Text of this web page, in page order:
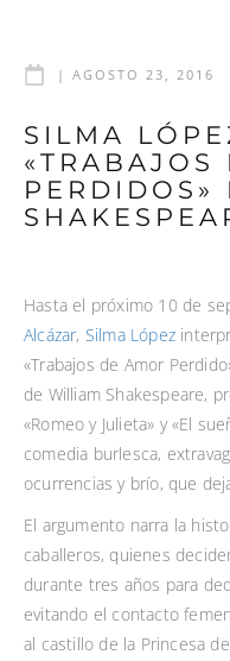
| AGOSTO 23, 2016
SILMA
«TRABAJOS
PERDIDOS»
Hasta el próximo 10 de
Alcázar, Silma López
«Trabajos de Amor
de William Shakespeare,
«Romeo y Julieta» y «El
comedia burlesca,
ocurrencias y brío, que
El argumento narra la
caballeros, quienes
durante tres años para
evitan­do el contacto
al castillo de la Princesa